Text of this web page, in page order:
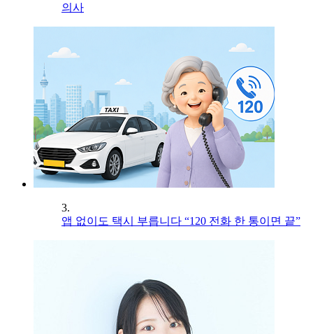
의사
3.
앱 없이도 택시 부릅니다 “120 전화 한 통이면 끝”